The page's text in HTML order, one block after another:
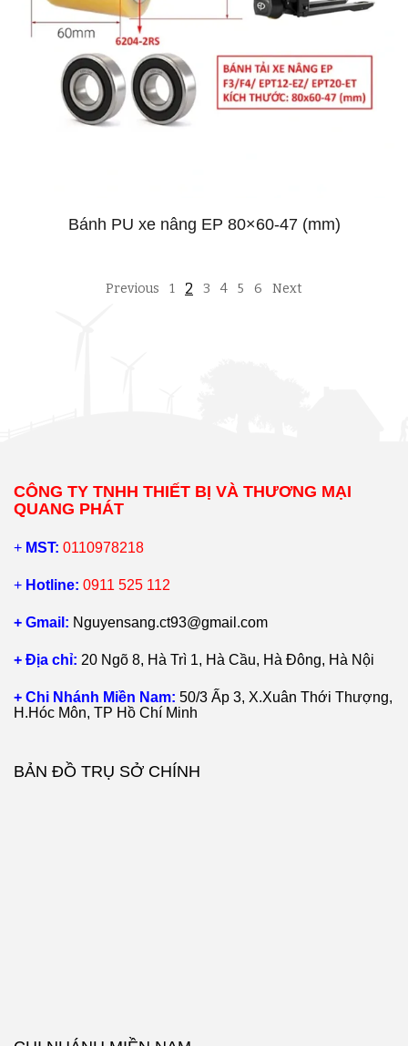
Bánh PU xe nâng EP 80×60-47 (mm)
Previous 1 2 3 4 5 6 Next
CÔNG TY TNHH THIẾT BỊ VÀ THƯƠNG MẠI
QUANG PHÁT
+ MST: 0110978218
+ Hotline: 0911 525 112
+ Gmail: Nguyensang.ct93@gmail.com
+ Địa chỉ: 20 Ngõ 8, Hà Trì 1, Hà Cầu, Hà Đông, Hà Nội
+ Chi Nhánh Miền Nam: 50/3 Ấp 3, X.Xuân Thới Thượng,
H.Hóc Môn, TP Hồ Chí Minh
BẢN ĐỒ TRỤ SỞ CHÍNH